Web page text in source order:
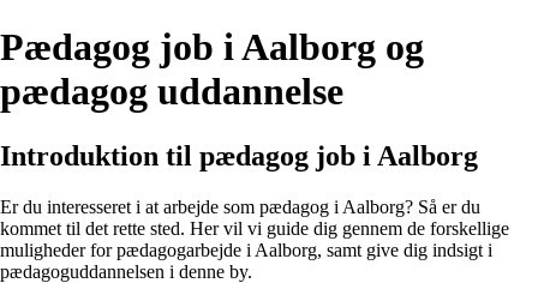
Pædagog job i Aalborg og
pædagog uddannelse
Introduktion til pædagog job i Aalborg
Er du interesseret i at arbejde som pædagog i Aalborg? Så er du
kommet til det rette sted. Her vil vi guide dig gennem de forskellige
muligheder for pædagogarbejde i Aalborg, samt give dig indsigt i
pædagoguddannelsen i denne by.